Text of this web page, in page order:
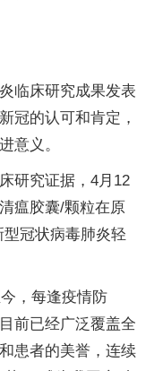
临床研究成果发表
冠的认可和肯定，
意义。
研究证据，4月12
瘟胶囊/颗粒在原
冠状病毒肺炎轻
，每逢疫情防
前已经广泛覆盖全
患者的美誉，连续